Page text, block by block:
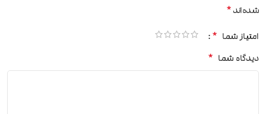
شده‌اند*
امتیاز شما *
دیدگاه شما *